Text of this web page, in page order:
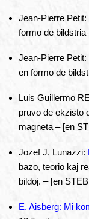
Jean-Pierre Petit:
formo de bildstria
Jean-Pierre Petit:
en formo de
Luis Guillermo
pruvo de ekzisto
magneta – [en
Jozef J. Lunazzi:
bazo, teorio kaj
bildoj. – [en
E. Aisberg: Mi